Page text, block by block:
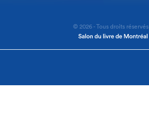
© 2026 - Tous droits réservés